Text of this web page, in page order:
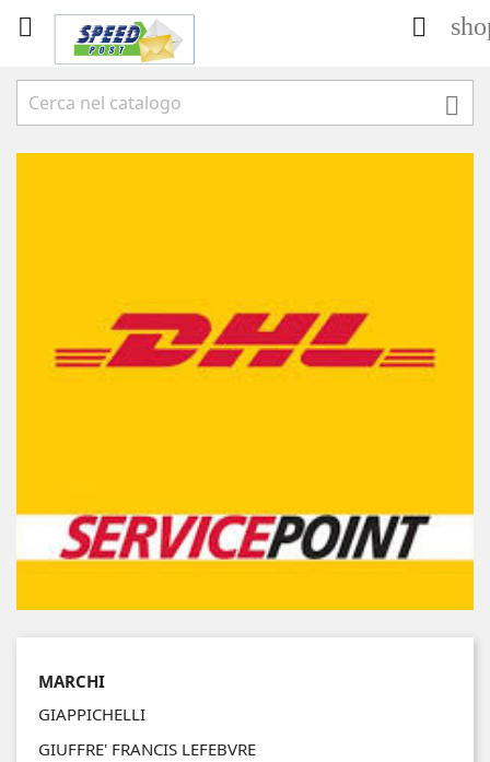
 

MARCHI
GIAPPICHELLI
GIUFFRE' FRANCIS LEFEBVRE